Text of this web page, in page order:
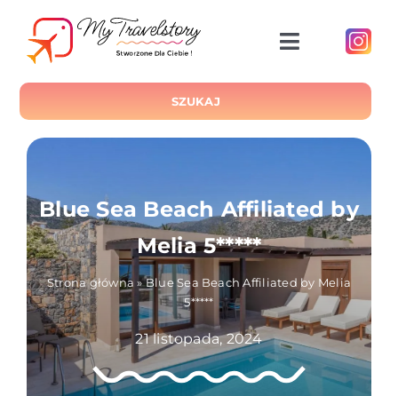
zawartości
Toggle
START
BLOG
LOKALIZACJE
HOTELE
SZUKAJ
Blue Sea Beach Affiliated by
Melia 5*****
Strona główna »Blue Sea Beach Affiliated by Melia
5*****
21 listopada, 2024